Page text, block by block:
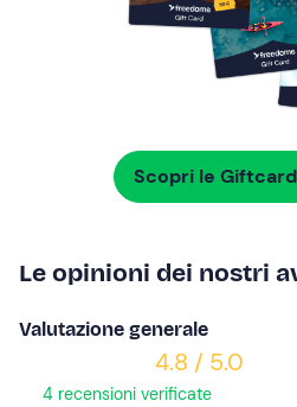
Scopri le
Le opinioni dei nostri
Valutazione generale
4.8 / 5.0
4 recensioni verificate